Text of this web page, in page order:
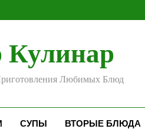
Кулинар
Любимых Блюд
СУПЫ ВТОРЫЕ БЛЮДА